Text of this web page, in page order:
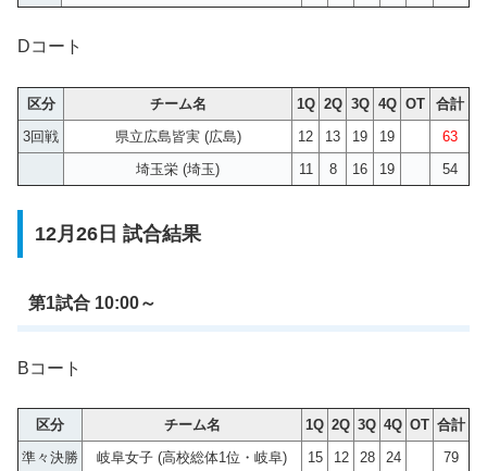
Dコート
区分 チーム名 1Q 2Q 3Q 4Q OT
合計
3回戦
県立広島皆実 (広島) 12 13 19 19
63
埼玉栄 (埼玉)
11 8 16 19 54
12月26日 試合結果
第1試合 10:00～
Bコート
区分 チーム名 1Q 2Q 3Q 4Q OT 合計
準々決勝
岐阜女子 (高校総体1位・岐阜) 15 12 28 24
79